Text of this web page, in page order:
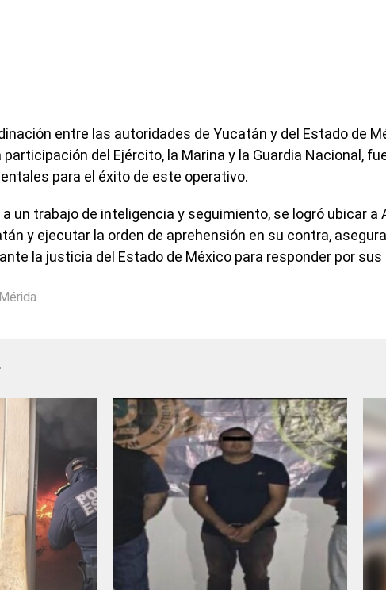
entre las autoridades de Yucatán y del Estado de
participación del Ejército, la Marina y la Guardia Nacional,
para el éxito de este operativo.
a un trabajo de inteligencia y seguimiento, se logró ubicar a
y ejecutar la orden de aprehensión en su contra,
ante la justicia del Estado de México para responder por
Mérida